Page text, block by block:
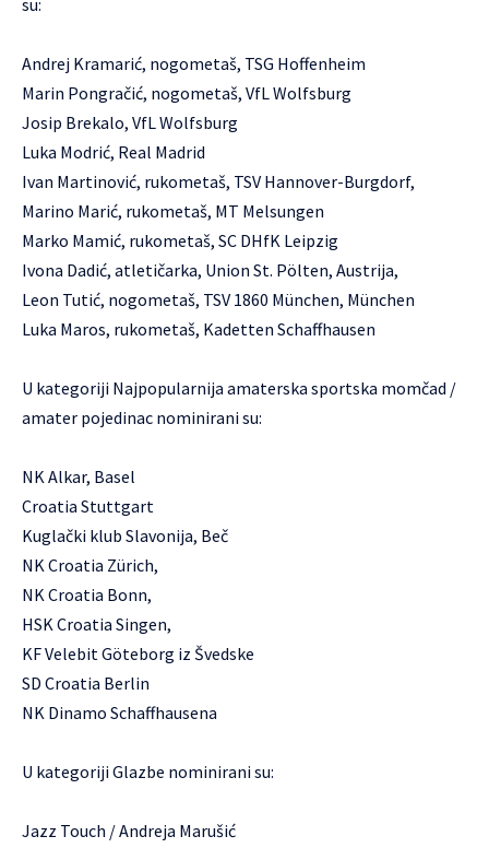
su:
Andrej Kramarić, nogometaš, TSG Hoffenheim
Marin Pongračić, nogometaš, VfL Wolfsburg
Josip Brekalo, VfL Wolfsburg
Luka Modrić, Real Madrid
Ivan Martinović, rukometaš, TSV Hannover-Burgdorf,
Marino Marić, rukometaš, MT Melsungen
Marko Mamić, rukometaš, SC DHfK Leipzig
Ivona Dadić, atletičarka, Union St. Pölten, Austrija,
Leon Tutić, nogometaš, TSV 1860 München, München
Luka Maros, rukometaš, Kadetten Schaffhausen
U kategoriji Najpopularnija amaterska sportska momčad /
amater pojedinac nominirani su:
NK Alkar, Basel
Croatia Stuttgart
Kuglački klub Slavonija, Beč
NK Croatia Zürich,
NK Croatia Bonn,
HSK Croatia Singen,
KF Velebit Göteborg iz Švedske
SD Croatia Berlin
NK Dinamo Schaffhausena
U kategoriji Glazbe nominirani su:
Jazz Touch / Andreja Marušić